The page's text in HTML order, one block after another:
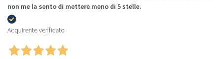
non me la sento di mettere meno di 5 stelle.
Acquirente verificato